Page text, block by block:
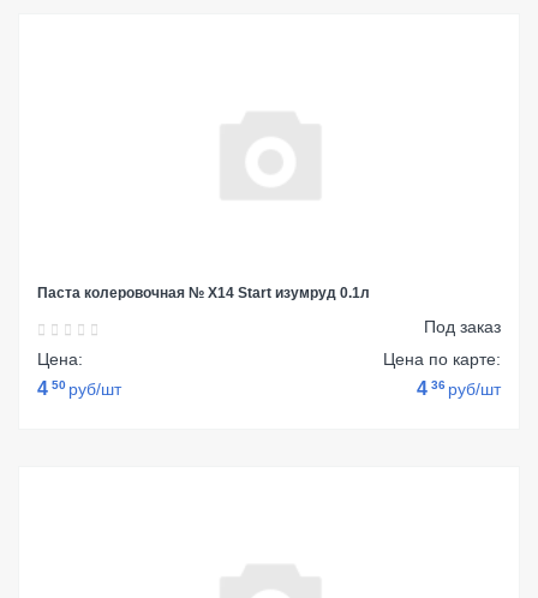
Паста колеровочная № Х14 Start изумруд 0.1л
Под заказ
Цена:
4 50 руб/шт
Цена по карте:
4 36 руб/шт